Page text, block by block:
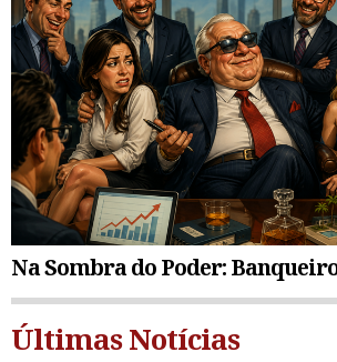
Na Sombra do Poder:
Últimas Notícias